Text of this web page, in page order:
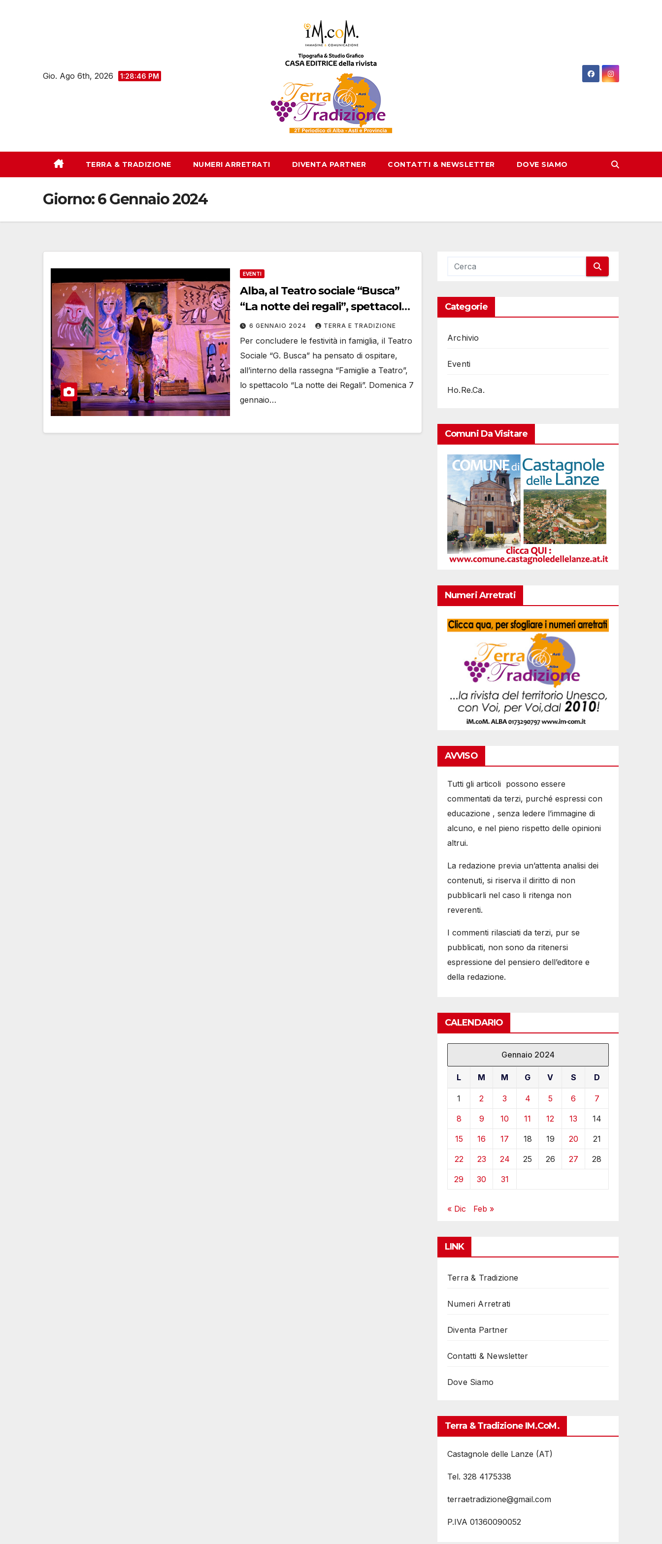
Gio. Ago 6th, 2026 1:28:47 PM
TERRA & TRADIZIONE NUMERI ARRETRATI DIVENTA PARTNER CONTATTI & NEWSLETTER DOVE SIAMO
Giorno:6 Gennaio 2024
EVENTI
Alba, al Teatro sociale “Busca”
“La notte dei regali”, spettacolo
che conclude le festività
6 GENNAIO 2024 TERRA E TRADIZIONE
Per concludere le festività in famiglia, il Teatro
Sociale “G. Busca” ha pensato di ospitare,
all’interno della rassegna “Famiglie a Teatro”,
lo spettacolo “La notte dei Regali”. Domenica 7
gennaio…
Categorie
Archivio
Eventi
Ho.Re.Ca.
Comuni Da Visitare
Numeri Arretrati
AVVISO
Tutti gli articoli possono essere
commentati da terzi, purché espressi con
educazione , senza ledere l’immagine di
alcuno, e nel pieno rispetto delle opinioni
altrui.
La redazione previa un’attenta analisi dei
contenuti, si riserva il diritto di non
pubblicarli nel caso li ritenga non
reverenti.
I commenti rilasciati da terzi, pur se
pubblicati, non sono da ritenersi
espressione del pensiero dell’editore e
della redazione.
CALENDARIO
Gennaio 2024
L M M G V S D
1 2 3 4 5 6 7
8 9 10 11 12 13 14
15 16 17 18 19 20 21
22 23 24 25 26 27 28
29 30 31
« Dic Feb »
LINK
Terra & Tradizione
Numeri Arretrati
Diventa Partner
Contatti & Newsletter
Dove Siamo
Terra & Tradizione IM.coM.
Castagnole delle Lanze (AT)
Tel. 328 4175338
terraetradizione@gmail.com
P.IVA 01360090052